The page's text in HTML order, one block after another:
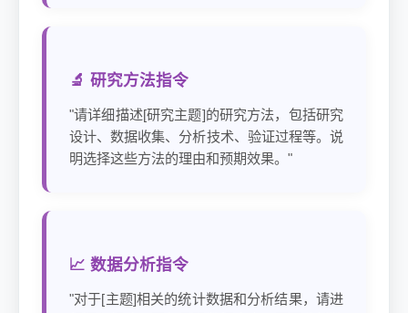
🔬 研究方法指令
"请详细描述[研究主题]的研究方法，包括研究
设计、数据收集、分析技术、验证过程等。说
明选择这些方法的理由和预期效果。"
📈 数据分析指令
"对于[主题]相关的统计数据和分析结果，请进